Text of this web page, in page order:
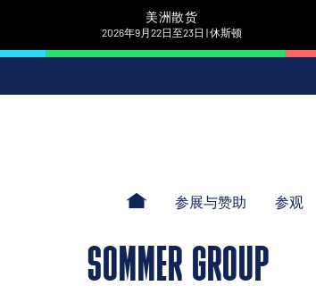
美洲散货
2026年9月22日至23日 | 休斯顿
参展与赞助 参观
SOMMER GROUP